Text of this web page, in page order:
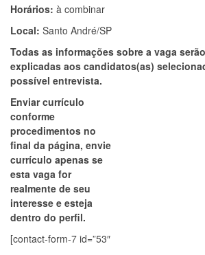
Horários: à combinar
Local: Santo André/SP
Todas as informações sobre a vaga
explicadas aos candidatos(as)
possível entrevista.
Enviar currículo
conforme
procedimentos no
final da página, envie
currículo apenas se
esta vaga for
realmente de seu
interesse e esteja
dentro do perfil.
[contact-form-7 id=”53″